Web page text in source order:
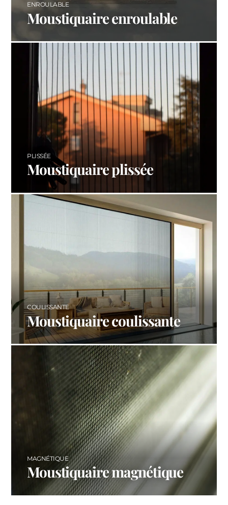
ENROULABLE
Moustiquaire enroulable
PLISSÉE
Moustiquaire plissée
COULISSANTE
Moustiquaire coulissante
MAGNÉTIQUE
Moustiquaire magnétique